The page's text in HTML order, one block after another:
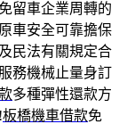
留車企業周轉的
車安全可靠擔保
民法有關規定合
務機械止量身訂
多種彈性還款方
板橋機車借款免